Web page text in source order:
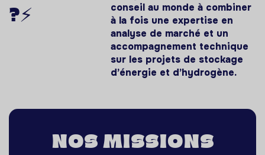
?⚡️
conseil au monde à combiner
à la fois une expertise en
analyse de marché et un
accompagnement technique
sur les projets de stockage
d’énergie et d’hydrogène.
Nos missions